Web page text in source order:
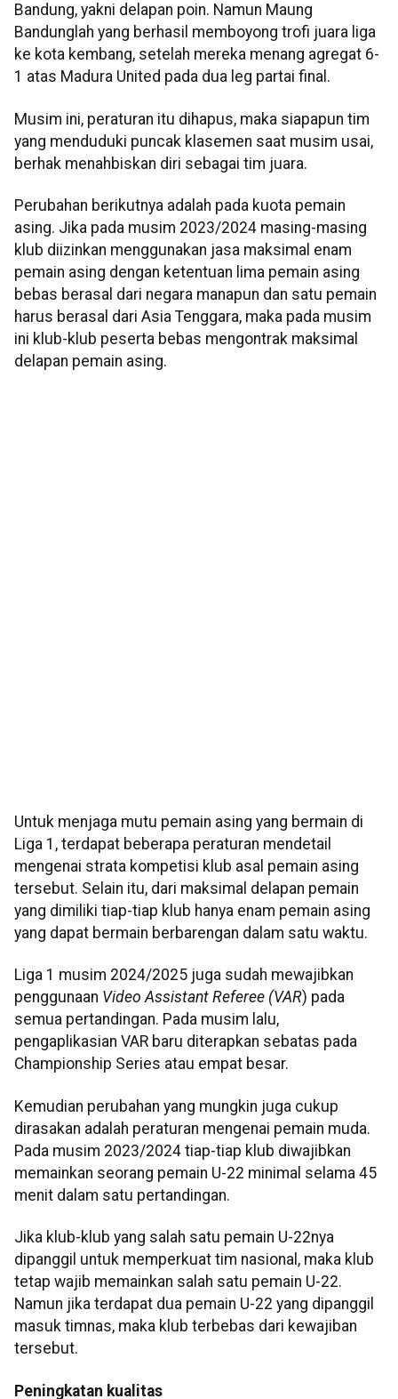
Bandung, yakni delapan poin. Namun Maung
Bandunglah yang berhasil memboyong trofi juara liga
ke kota kembang, setelah mereka menang agregat 6-
1 atas Madura United pada dua leg partai final.
Musim ini, peraturan itu dihapus, maka siapapun tim
yang menduduki puncak klasemen saat musim usai,
berhak menahbiskan diri sebagai tim juara.
Perubahan berikutnya adalah pada kuota pemain
asing. Jika pada musim 2023/2024 masing-masing
klub diizinkan menggunakan jasa maksimal enam
pemain asing dengan ketentuan lima pemain asing
bebas berasal dari negara manapun dan satu pemain
harus berasal dari Asia Tenggara, maka pada musim
ini klub-klub peserta bebas mengontrak maksimal
delapan pemain asing.
Untuk menjaga mutu pemain asing yang bermain di
Liga 1, terdapat beberapa peraturan mendetail
mengenai strata kompetisi klub asal pemain asing
tersebut. Selain itu, dari maksimal delapan pemain
yang dimiliki tiap-tiap klub hanya enam pemain asing
yang dapat bermain berbarengan dalam satu waktu.
Liga 1 musim 2024/2025 juga sudah mewajibkan
penggunaan Video Assistant Referee (VAR) pada
semua pertandingan. Pada musim lalu,
pengaplikasian VAR baru diterapkan sebatas pada
Championship Series atau empat besar.
Kemudian perubahan yang mungkin juga cukup
dirasakan adalah peraturan mengenai pemain muda.
Pada musim 2023/2024 tiap-tiap klub diwajibkan
memainkan seorang pemain U-22 minimal selama 45
menit dalam satu pertandingan.
Jika klub-klub yang salah satu pemain U-22nya
dipanggil untuk memperkuat tim nasional, maka klub
tetap wajib memainkan salah satu pemain U-22.
Namun jika terdapat dua pemain U-22 yang dipanggil
masuk timnas, maka klub terbebas dari kewajiban
tersebut.
Peningkatan kualitas